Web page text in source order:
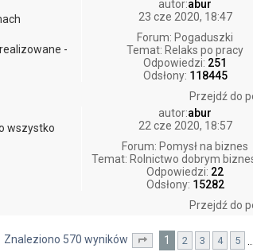
autor:abur
23 cze 2020, 18:47
Forum: Pogaduszki
Temat: Relaks po pracy
Odpowiedzi: 251
Odsłony: 118445
-
Przejdź do
autor:abur
22 cze 2020, 18:57
Forum: Pomysł na biznes
Temat: Rolnictwo dobrym
Odpowiedzi: 22
Odsłony: 15282
wszystko
Przejdź do
Znaleziono 570 wyników Strona 1z 57
1 2 3 4 5